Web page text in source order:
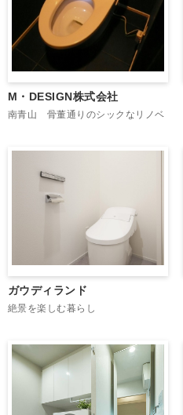
M・DESIGN株式会社
南青山 骨董通りのシックなリノベ
ガウディランド
絶景を楽しむ暮らし